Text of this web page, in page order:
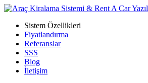
Sistem Özellikleri
Fiyatlandırma
Referanslar
SSS
Blog
İletişim